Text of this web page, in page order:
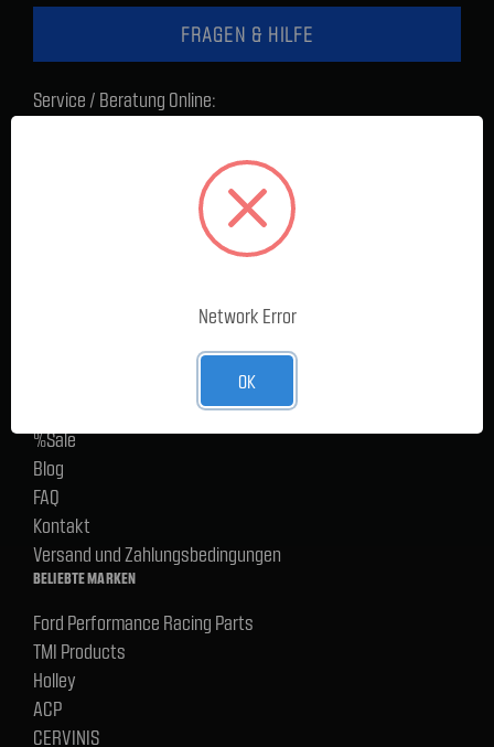
FRAGEN & HILFE
Service / Beratung Online:
Lager Lauenstein (Warenabholungen):
Montag - Donnerstag: 7.30 - 15 Uhr
%Sale
Blog
FAQ
Kontakt
Versand und Zahlungsbedingungen
BELIEBTE MARKEN
Ford Performance Racing Parts
TMI Products
Holley
ACP
CERVINIS
Network Error
OK